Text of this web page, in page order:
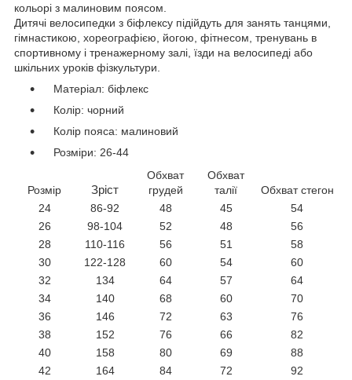
кольорі з малиновим поясом.
Дитячі велосипедки з біфлексу підійдуть для занять танцями,
гімнастикою, хореографією, йогою, фітнесом, тренувань в
спортивному і тренажерному залі, їзди на велосипеді або
шкільних уроків фізкультури.
Матеріал: біфлекс
Колір: чорний
Колір пояса: малиновий
Розміри: 26-44
Розмір Зріст
Обхват
грудей
Обхват
талії
Обхват стегон
24
86-92 48 45
54
26
98-104 52 48
56
28
110-116 56 51
58
30
122-128 60 54
60
32
134 64 57
64
34
140 68 60
70
36
146 72 63
76
38
152 76 66
82
40
158 80 69
88
42
164 84 72 92